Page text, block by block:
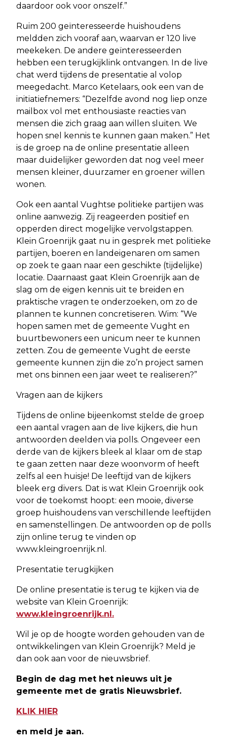
daardoor ook voor onszelf.”
Ruim 200 geïnteresseerde huishoudens
meldden zich vooraf aan, waarvan er 120 live
meekeken. De andere geïnteresseerden
hebben een terugkijklink ontvangen. In de live
chat werd tijdens de presentatie al volop
meegedacht. Marco Ketelaars, ook een van de
initiatiefnemers: “Dezelfde avond nog liep onze
mailbox vol met enthousiaste reacties van
mensen die zich graag aan willen sluiten. We
hopen snel kennis te kunnen gaan maken.” Het
is de groep na de online presentatie alleen
maar duidelijker geworden dat nog veel meer
mensen kleiner, duurzamer en groener willen
wonen.
Ook een aantal Vughtse politieke partijen was
online aanwezig. Zij reageerden positief en
opperden direct mogelijke vervolgstappen.
Klein Groenrijk gaat nu in gesprek met politieke
partijen, boeren en landeigenaren om samen
op zoek te gaan naar een geschikte (tijdelijke)
locatie. Daarnaast gaat Klein Groenrijk aan de
slag om de eigen kennis uit te breiden en
praktische vragen te onderzoeken, om zo de
plannen te kunnen concretiseren. Wim: “We
hopen samen met de gemeente Vught en
buurtbewoners een unicum neer te kunnen
zetten. Zou de gemeente Vught de eerste
gemeente kunnen zijn die zo’n project samen
met ons binnen een jaar weet te realiseren?”
Vragen aan de kijkers
Tijdens de online bijeenkomst stelde de groep
een aantal vragen aan de live kijkers, die hun
antwoorden deelden via polls. Ongeveer een
derde van de kijkers bleek al klaar om de stap
te gaan zetten naar deze woonvorm of heeft
zelfs al een huisje! De leeftijd van de kijkers
bleek erg divers. Dat is wat Klein Groenrijk ook
voor de toekomst hoopt: een mooie, diverse
groep huishoudens van verschillende leeftijden
en samenstellingen. De antwoorden op de polls
zijn online terug te vinden op
www.kleingroenrijk.nl.
Presentatie terugkijken
De online presentatie is terug te kijken via de
website van Klein Groenrijk:
www.kleingroenrijk.nl.
Wil je op de hoogte worden gehouden van de
ontwikkelingen van Klein Groenrijk? Meld je
dan ook aan voor de nieuwsbrief.
Begin de dag met het nieuws uit je
gemeente met de gratis Nieuwsbrief.
KLIK HIER
en meld je aan.